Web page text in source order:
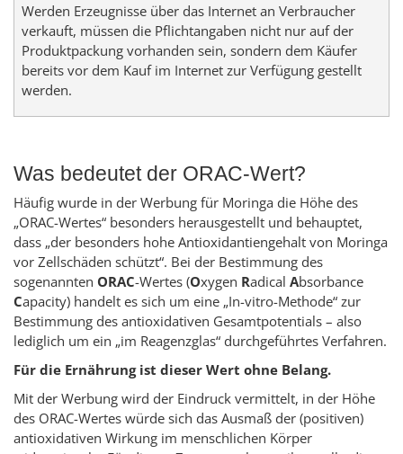
Werden Erzeugnisse über das Internet an Verbraucher
verkauft, müssen die Pflichtangaben nicht nur auf der
Produktpackung vorhanden sein, sondern dem Käufer
bereits vor dem Kauf im Internet zur Verfügung gestellt
werden.
Was bedeutet der ORAC-Wert?
Häufig wurde in der Werbung für Moringa die Höhe des
„ORAC-Wertes“ besonders herausgestellt und behauptet,
dass „der besonders hohe Antioxidantiengehalt von Moringa
vor Zellschäden schützt“. Bei der Bestimmung des
sogenannten ORAC-Wertes (Oxygen Radical Absorbance
Capacity) handelt es sich um eine „In-vitro-Methode“ zur
Bestimmung des antioxidativen Gesamtpotentials – also
lediglich um ein „im Reagenzglas“ durchgeführtes Verfahren.
Für die Ernährung ist dieser Wert ohne Belang.
Mit der Werbung wird der Eindruck vermittelt, in der Höhe
des ORAC-Wertes würde sich das Ausmaß der (positiven)
antioxidativen Wirkung im menschlichen Körper